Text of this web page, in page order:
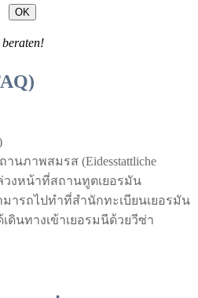
OK
นภาพสมรส (Eidesstattliche
ล่วงหน้าที่สถานทูตเยอรมัน
มารถไปทำที่สำนักทะเบียนเยอรมัน
ดินทางเข้าเยอรมนีด้วยวีซ่า